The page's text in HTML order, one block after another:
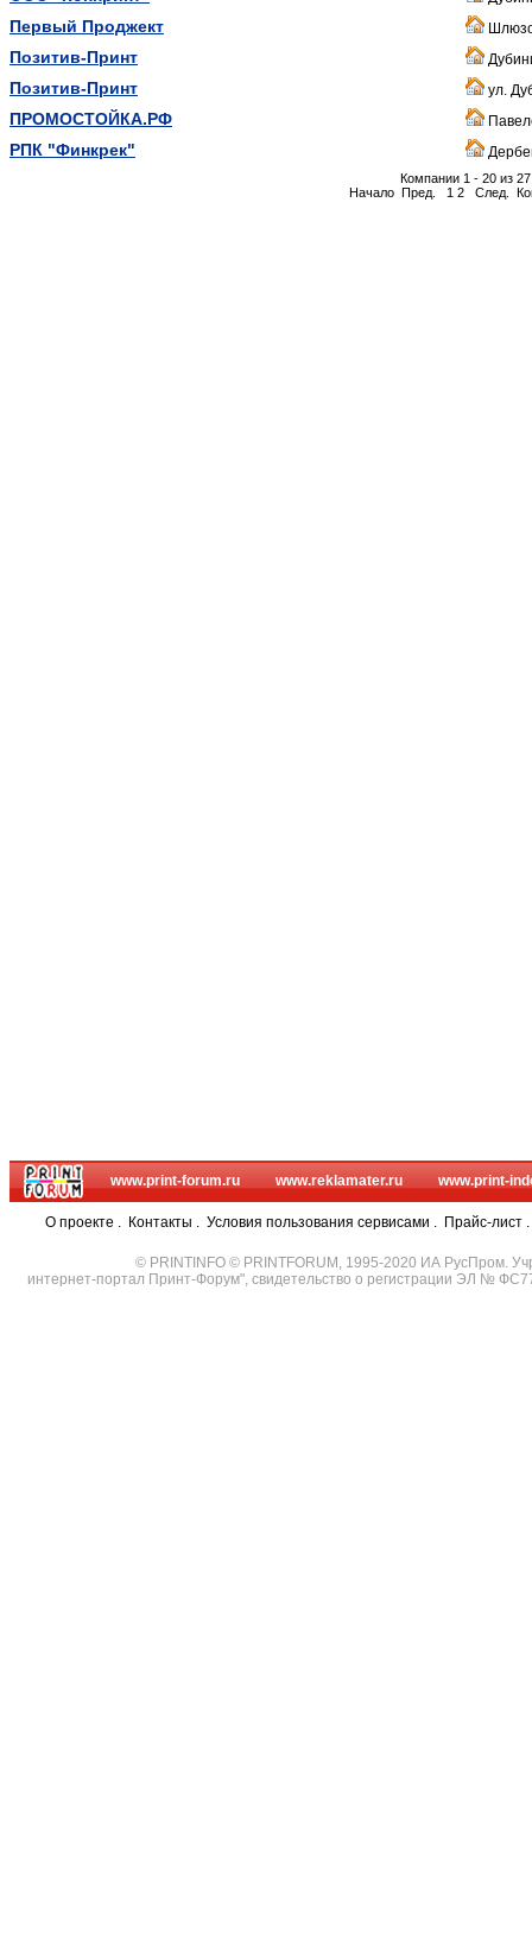
Первый Проджект
Позитив-Принт
Позитив-Принт ул.
ПРОМОСТОЙКА.РФ
РПК "Финкрек"
Компании 1 - 20 из 27
Начало Пред. 1 2 След.
www.print-forum.ru www.reklamater.ru www.print-
О проекте . Контакты . Условия пользования сервисами . Прайс-лист .
© PRINTINFO © PRINTFORUM, 1995-2020 ИА РусПром.
интернет-портал Принт-Форум", свидетельство о регистрации ЭЛ №